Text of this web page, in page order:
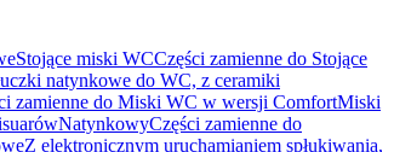
Stojące miski WCCzęści zamienne do Stojące
natynkowe do WC, z ceramiki
zamienne do Miski WC w wersji ComfortMiski
NatynkowyCzęści zamienne do
Z elektronicznym uruchamianiem spłukiwania,